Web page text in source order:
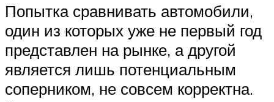
Попытка сравнивать автомобили,
один из которых уже не первый год
представлен на рынке, а другой
является лишь потенциальным
соперником, не совсем корректна.